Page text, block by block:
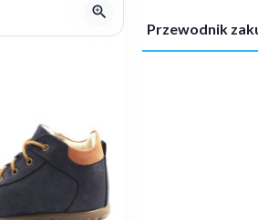
zoom_in
Przewodnik